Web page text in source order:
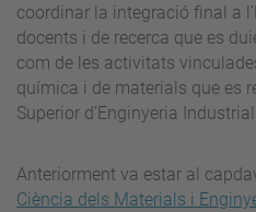
coordinar la integració final a
docents i de recerca que es
com de les activitats
química i de materials que es
Superior d’Enginyeria
Anteriorment va estar al
Ciència dels Materials i